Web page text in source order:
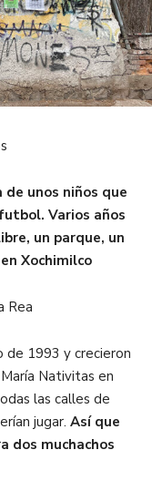
de unos niños que
Varios años
un parque, un
Xochimilco
Rea
de 1993 y crecieron
Nativitas en
las calles de
jugar. Así que
dos muchachos